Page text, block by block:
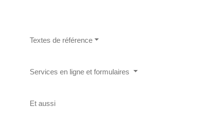
Textes de référence
Services en ligne et formulaires
Et aussi